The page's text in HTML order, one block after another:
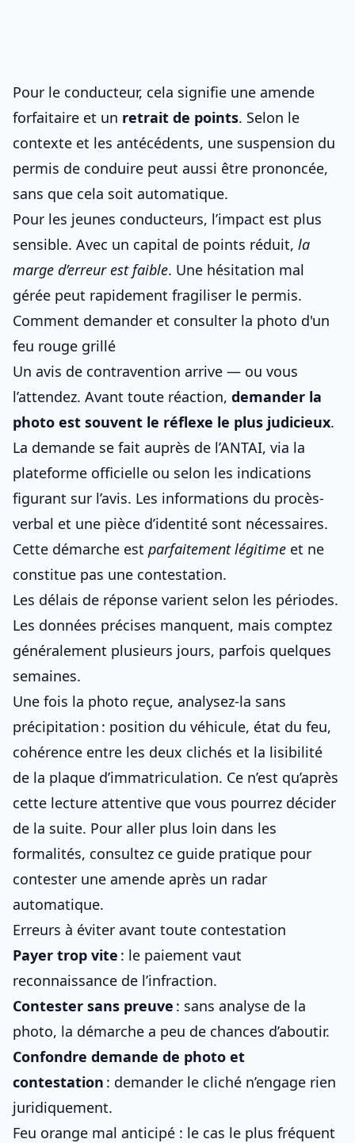
Pour le conducteur, cela signifie une amende
forfaitaire et un retrait de points. Selon le
contexte et les antécédents, une suspension du
permis de conduire peut aussi être prononcée,
sans que cela soit automatique.
Pour les jeunes conducteurs, l’impact est plus
sensible. Avec un capital de points réduit, la
marge d’erreur est faible. Une hésitation mal
gérée peut rapidement fragiliser le permis.
Comment demander et consulter la photo d'un
feu rouge grillé
Un avis de contravention arrive — ou vous
l’attendez. Avant toute réaction, demander la
photo est souvent le réflexe le plus judicieux.
La demande se fait auprès de l’ANTAI, via la
plateforme officielle ou selon les indications
figurant sur l’avis. Les informations du procès-
verbal et une pièce d’identité sont nécessaires.
Cette démarche est parfaitement légitime et ne
constitue pas une contestation.
Les délais de réponse varient selon les périodes.
Les données précises manquent, mais comptez
généralement plusieurs jours, parfois quelques
semaines.
Une fois la photo reçue, analysez-la sans
précipitation : position du véhicule, état du feu,
cohérence entre les deux clichés et la lisibilité
de la plaque d’immatriculation. Ce n’est qu’après
cette lecture attentive que vous pourrez décider
de la suite. Pour aller plus loin dans les
formalités, consultez ce guide pratique pour
contester une amende après un radar
automatique.
Erreurs à éviter avant toute contestation
Payer trop vite : le paiement vaut
reconnaissance de l’infraction.
Contester sans preuve : sans analyse de la
photo, la démarche a peu de chances d’aboutir.
Confondre demande de photo et
contestation : demander le cliché n’engage rien
juridiquement.
Feu orange mal anticipé : le cas le plus fréquent